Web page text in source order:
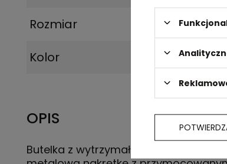
Rozmiar
6,5 x 19,6 cm
Kolor
jasnozielony
OPIS
Butelka z wytrzymałego materiału